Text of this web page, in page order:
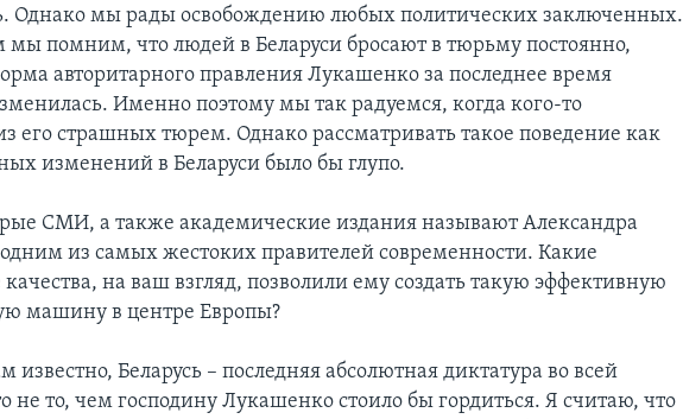
Однако мы рады освобождению любых политических заключенных.
мы помним, что людей в Беларуси бросают в тюрьму постоянно,
авторитарного правления Лукашенко за последнее время
Именно поэтому мы так радуемся, когда кого-то
его страшных тюрем. Однако рассматривать такое поведение как
изменений в Беларуси было бы глупо.
СМИ, а также академические издания называют Александра
из самых жестоких правителей современности. Какие
на ваш взгляд, позволили ему создать такую эффективную
машину в центре Европы?
известно, Беларусь – последняя абсолютная диктатура во всей
не то, чем господину Лукашенко стоило бы гордиться. Я считаю, что